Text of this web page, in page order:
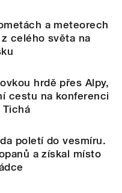
a meteorech
celého světa na
hrdě přes Alpy,
cestu na konferenci
Tichá
poletí do vesmíru.
a získal místo